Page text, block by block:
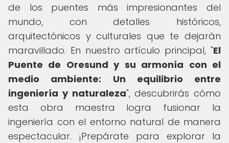
de los puentes más impresionantes del
mundo, con detalles históricos,
arquitectónicos y culturales que te dejarán
maravillado. En nuestro artículo principal, "El
Puente de Oresund y su armonía con el
medio ambiente: Un equilibrio entre
ingeniería y naturaleza", descubrirás cómo
esta obra maestra logra fusionar la
ingeniería con el entorno natural de manera
espectacular. ¡Prepárate para explorar la